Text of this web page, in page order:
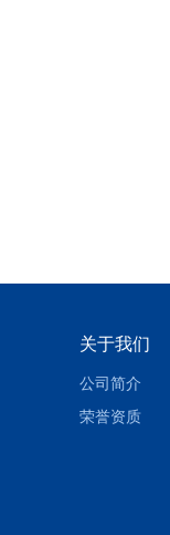
关于我们
公司简介
荣誉资质